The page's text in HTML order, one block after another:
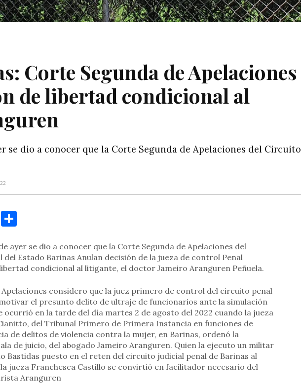
Corte Segunda de Apelaciones
de libertad condicional al
se dio a conocer que la Corte Segunda de Apelaciones del Circuito
Compartir
ayer se dio a conocer que la Corte Segunda de Apelaciones del
del Estado Barinas Anulan decisión de la jueza de control Penal
condicional al litigante, el doctor Jameiro Aranguren Peñuela.
Apelaciones considero que la juez primero de control del circuito penal
el presunto delito de ultraje de funcionarios ante la simulación
ocurrió en la tarde del día martes 2 de agosto del 2022 cuando la jueza
del Tribunal Primero de Primera Instancia en funciones de
de delitos de violencia contra la mujer, en Barinas, ordenó la
de juicio, del abogado Jameiro Aranguren. Quien la ejecuto un militar
Bastidas puesto en el reten del circuito judicial penal de Barinas al
jueza Franchesca Castillo se convirtió en facilitador necesario del
Aranguren